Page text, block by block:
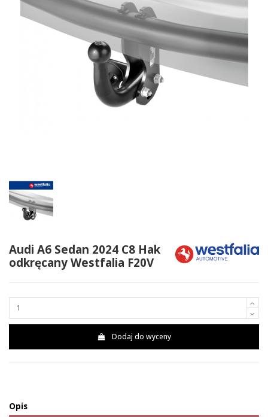
Audi A6 Sedan 2024 C8 Hak
odkręcany Westfalia F20V
Dodaj do wyceny
Opis